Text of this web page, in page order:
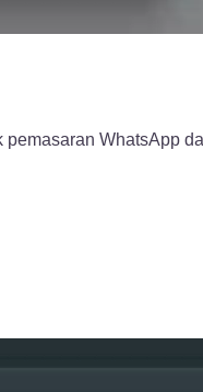
WhatsApp